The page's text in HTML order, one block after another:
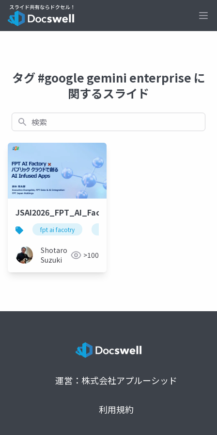
タグ #google gemini enterprise に
関するスライド
検索
JSAI2026_FPT_AI_Factory_v3
fpt ai facotry
Shotaro
Suzuki
>100
運営：株式会社アプルーシッド
利用規約